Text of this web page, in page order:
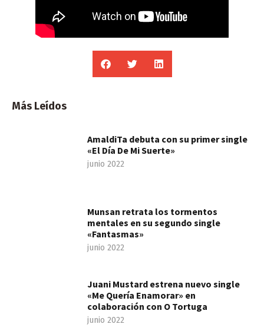
Más Leídos
AmaldiTa debuta con su primer single
«El Día De Mi Suerte»
junio 2022
Munsan retrata los tormentos
mentales en su segundo single
«Fantasmas»
junio 2022
Juani Mustard estrena nuevo single
«Me Quería Enamorar» en
colaboración con O Tortuga
junio 2022